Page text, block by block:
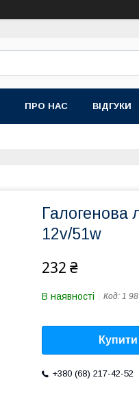
ПРО НАС ВІДГУКИ
Галогенова
12v/51w
232 ₴
В наявності Код: 1
Купити
+380 (68) 217-42-52